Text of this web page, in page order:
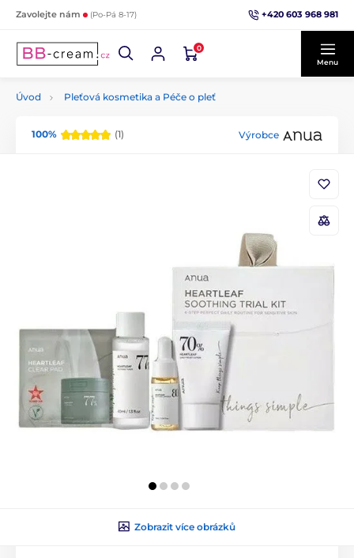
Zavolejte nám (Po-Pá 8-17) +420 603 968 981
0
Menu
Úvod Pleťová kosmetika a Péče o pleť
100% (1) Výrobce
Zobrazit více obrázků